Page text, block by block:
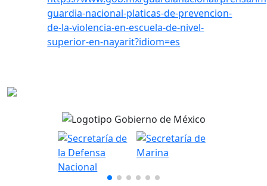
guardia-nacional-platicas-de-prevencion-
de-la-violencia-en-escuela-de-nivel-
superior-en-nayarit?idiom=es